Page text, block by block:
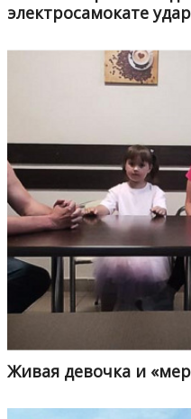
электросамокате
Живая девочка и